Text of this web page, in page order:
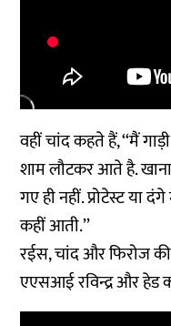
वहीं चांद कहते हैं, ‘‘मैं
शाम लौटकर आते है.
गए ही नहीं. प्रोटेस्ट या
कहीं आती.’’
रईस, चांद और फिरोज
एएसआई रविन्द्र और हेड